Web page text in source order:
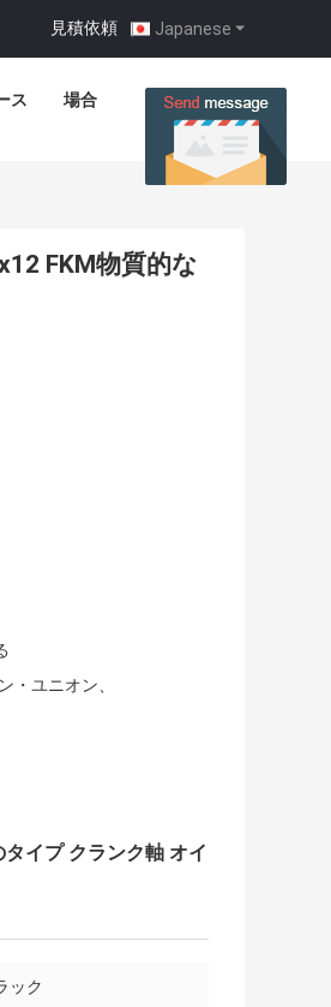
Japanese
見積依頼 |
ス 場合
FKM物質的な
・ユニオン、
イプ クランク軸 オイ
ック